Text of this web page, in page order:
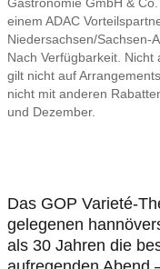
einem ADAC
Niedersachsen/Sachsen-
Nach Verfügbarkeit. Nicht
gilt nicht auf
nicht mit anderen
und Dezember.
Das GOP Varieté-
gelegenen
als 30 Jahren die